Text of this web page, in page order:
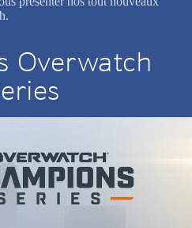
Overwatch